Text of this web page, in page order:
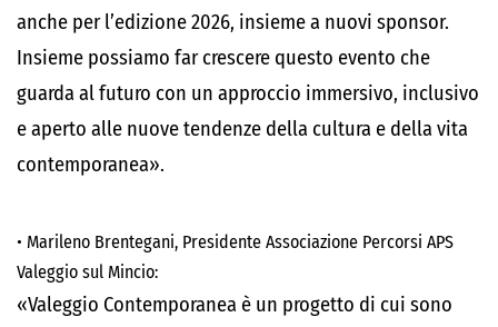
anche per l’edizione 2026, insieme a nuovi sponsor.
Insieme possiamo far crescere questo evento che
guarda al futuro con un approccio immersivo, inclusivo
e aperto alle nuovetendenze della cultura e della vita
contemporanea».
• Marileno Brentegani, Presidente Associazione Percorsi APS
Valeggio sul Mincio:
«Valeggio Contemporanea è un progetto di cui sono